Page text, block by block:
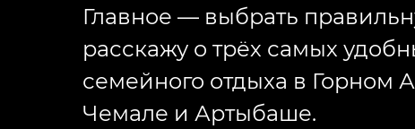
Главное — выбрать
расскажу о трёх самых
семейного отдыха в Горном
Чемале и Артыбаше.